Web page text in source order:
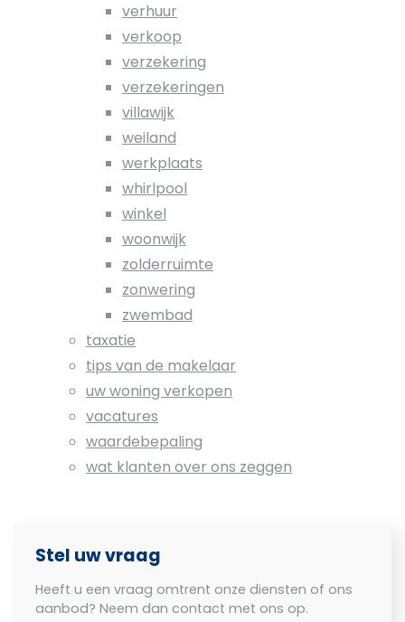
Stel uw vraag
Heeft u een vraag omtrent onze diensten of ons
aanbod? Neem dan contact met ons op.
verhuur
verkoop
verzekering
verzekeringen
villawijk
weiland
werkplaats
whirlpool
winkel
woonwijk
zolderruimte
zonwering
zwembad
taxatie
tips van de makelaar
uw woning verkopen
vacatures
waardebepaling
wat klanten over ons zeggen